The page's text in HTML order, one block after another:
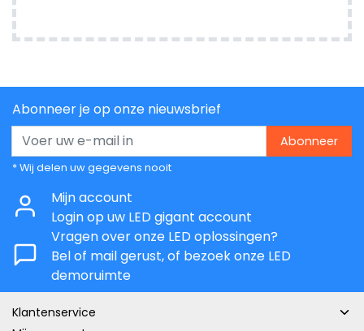
Abonneer je op onze nieuwsbrief
Abonneer
* Wij delen uw gegevens nooit
Mijn account
Login op uw LED gigant account
Vragen over onze LED oplossingen?
Bel of mail gerust, of bezoek onze LED
demoruimte
Klantenservice